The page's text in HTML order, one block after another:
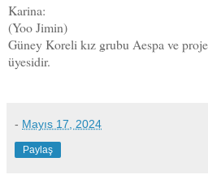
Karina:
(Yoo Jimin)
Güney Koreli kız grubu Aespa ve
üyesidir.
- Mayıs 17, 2024
Paylaş